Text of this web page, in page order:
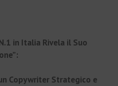
in Italia Rivela il Suo
Copywriter Strategico e